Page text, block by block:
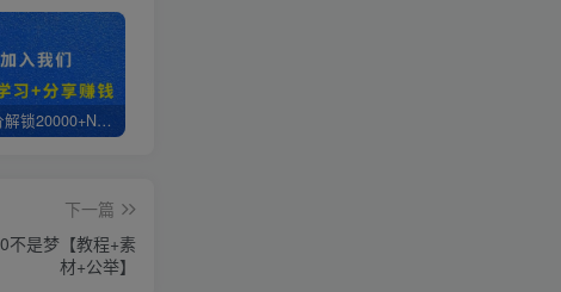
白菜价解锁20000+N个赚钱机会，加入轻创终点站会员，全站资源免费学习。
下一篇
不是梦【教程+素
材+公举】